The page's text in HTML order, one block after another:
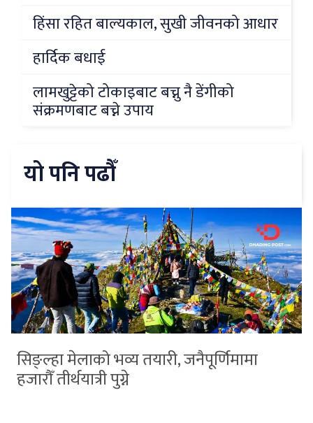
हिंसा रहित बाल्यकाल, सुखी जीवनको आधार
हार्दिक बधाई
लामखुट्टेको टोकाइबाट बच्नु नै डेंगीको
संक्रमणबाट बच्ने उपाय
यो पनि पढौँ
सिङ्ल्हा मेलाको भव्य तयारी, जनैपूर्णिमामा
हजारौँ तीर्थयात्री पुग्ने